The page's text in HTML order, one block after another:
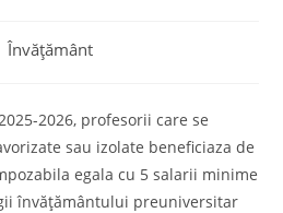
Post
Învățământ
2026, profesorii care se
sau izolate beneficiaza de
egala cu 5 salarii minime
învățământului preuniversitar